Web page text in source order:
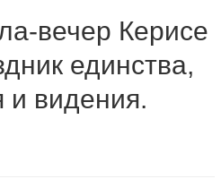
единства, размышления и
вечер Керисе
единства,
видения.